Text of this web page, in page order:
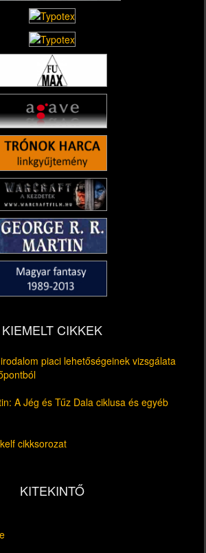
KIEMELT CIKKEK
piaci lehetőségeinek vizsgálata
A Jég és Tűz Dala ciklusa és egyéb
cikksorozat
KITEKINTŐ